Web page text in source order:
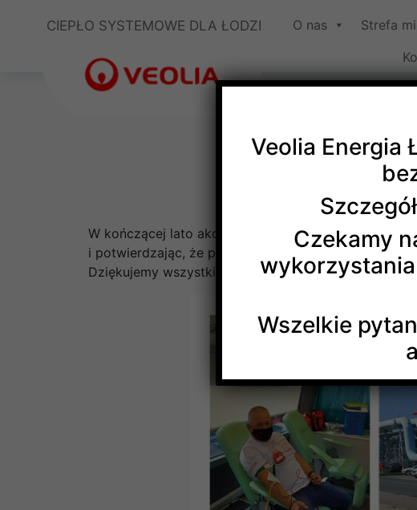
CIEPŁO SYSTEMOWE DLA ŁODZI O nas Strefa
W kończącej lato akcji krwiodawstwa pracownicy
i potwierdzając, że przy takiej okazji zawsze można
Dziękujemy wszystkim Krwiodawcom: „Łączy nas
Veolia Energia
Czekamy
Wszelkie